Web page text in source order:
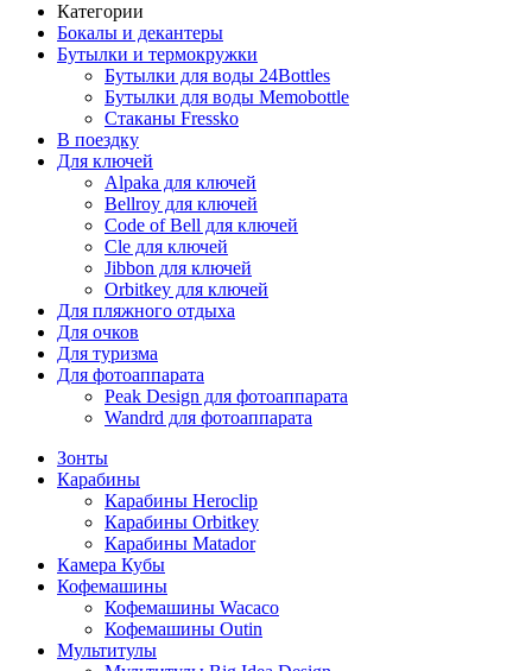
Категории
Бокалы и декантеры
Бутылки и термокружки
Бутылки для воды 24Bottles
Бутылки для воды Memobottle
Стаканы Fressko
В поездку
Для ключей
Alpaka для ключей
Bellroy для ключей
Code of Bell для ключей
Cle для ключей
Jibbon для ключей
Orbitkey для ключей
Для пляжного отдыха
Для очков
Для туризма
Для фотоаппарата
Peak Design для фотоаппарата
Wandrd для фотоаппарата
Зонты
Карабины
Карабины Heroclip
Карабины Orbitkey
Карабины Matador
Камера Кубы
Кофемашины
Кофемашины Wacaco
Кофемашины Outin
Мультитулы